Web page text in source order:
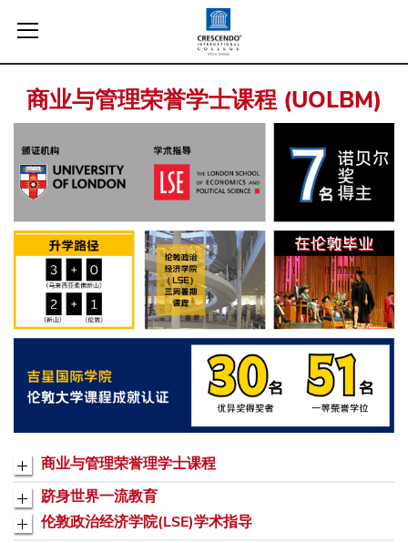
商业与管理荣誉学士课程 (UOLBM)
商业与管理荣誉理学士课程
跻身世界一流教育
伦敦政治经济学院(LSE)学术指导